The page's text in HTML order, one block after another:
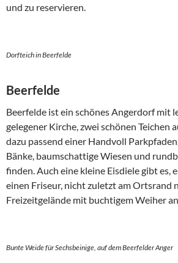
und zu reservieren.
Dorfteich in Beerfelde
Beerfelde
Beerfelde ist ein schönes Angerdorf mit
gelegener Kirche, zwei schönen Teichen
dazu passend einer Handvoll
Bänke, baumschattige Wiesen und
finden. Auch eine kleine Eisdiele gibt es,
einen Friseur, nicht zuletzt am Ortsrand
Freizeitgelände mit buchtigem Weiher
Bunte Weide für Sechsbeinige, auf dem Beerfelder Anger